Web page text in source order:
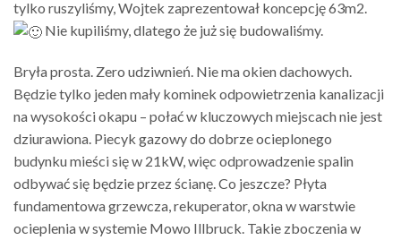
tylko ruszyliśmy, Wojtek zaprezentował koncepcję 63m2.
Nie kupiliśmy, dlatego że już się budowaliśmy.
Bryła prosta. Zero udziwnień. Nie ma okien dachowych.
Będzie tylko jeden mały kominek odpowietrzenia kanalizacji
na wysokości okapu – połać w kluczowych miejscach nie jest
dziurawiona. Piecyk gazowy do dobrze ocieplonego
budynku mieści się w 21kW, więc odprowadzenie spalin
odbywać się będzie przez ścianę. Co jeszcze? Płyta
fundamentowa grzewcza, rekuperator, okna w warstwie
ocieplenia w systemie Mowo Illbruck. Takie zboczenia w